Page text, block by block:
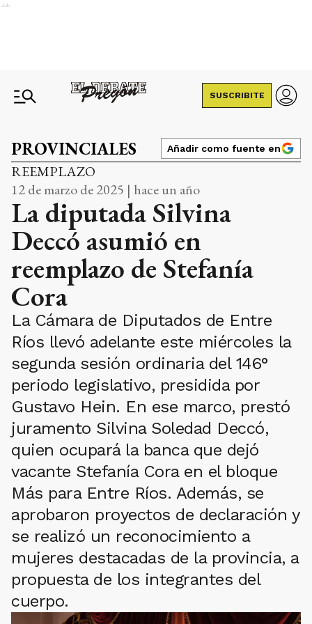
Ads
SUSCRIBITE
PROVINCIALES Añadir como fuente en
REEMPLAZO
12 de marzo de 2025 | hace un año
La diputada Silvina
Deccó asumió en
reemplazo de Stefanía
Cora
La Cámara de Diputados de Entre
Ríos llevó adelante este miércoles la
segunda sesión ordinaria del 146°
periodo legislativo, presidida por
Gustavo Hein. En ese marco, prestó
juramento Silvina Soledad Deccó,
quien ocupará la banca que dejó
vacante Stefanía Cora en el bloque
Más para Entre Ríos. Además, se
aprobaron proyectos de declaración y
se realizó un reconocimiento a
mujeres destacadas de la provincia, a
propuesta de los integrantes del
cuerpo.